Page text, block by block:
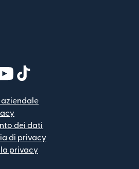
finestra)
nuova finestra)
in una nuova finestra)
apre in una nuova finestra)
(si apre in una nuova finestra)
dei dati
di privacy
privacy